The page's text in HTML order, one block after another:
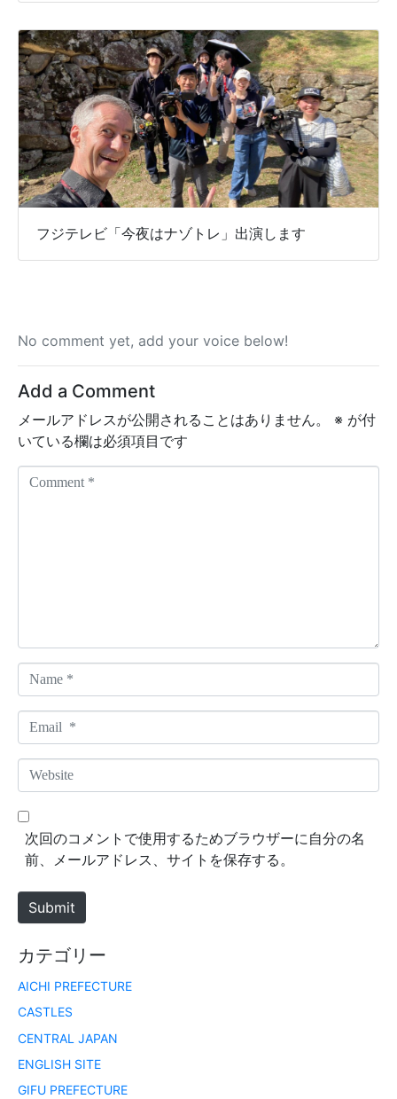
フジテレビ「今夜はナゾトレ」出演します
No comment yet, add your voice below!
Add a Comment
メールアドレスが公開されることはありません。 ※ が付
いている欄は必須項目です
a
m
*
m
a
*
W
e
b
e
次回のコメントで使用するためブラウザーに自分の名
前、メールアドレス、サイトを保存する。
Submit
カテゴリー
AICHI PREFECTURE
CASTLES
CENTRAL JAPAN
ENGLISH SITE
GIFU PREFECTURE